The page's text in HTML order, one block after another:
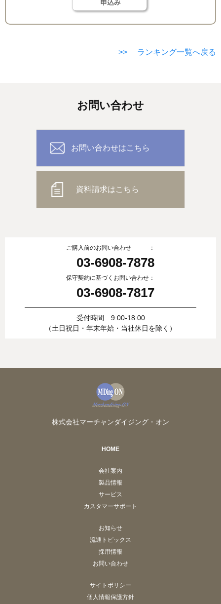
>> ランキング一覧へ戻る
お問い合わせ
お問い合わせはこちら
資料請求はこちら
ご購入前のお問い合わせ ：
03-6908-7878
保守契約に基づくお問い合わせ：
03-6908-7817
受付時間 9:00-18:00
（土日祝日・年末年始・当社休日を除く）
株式会社マーチャンダイジング・オン
HOME
会社案内
製品情報
サービス
カスタマーサポート
お知らせ
流通トピックス
採用情報
お問い合わせ
サイトポリシー
個人情報保護方針